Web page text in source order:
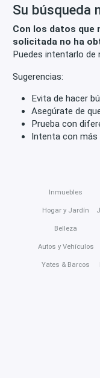
Su búsqueda
Con los datos que
solicitada no ha
Puedes intentarlo
Sugerencias:
Evita de hacer
Asegúrate de
Prueba con
Intenta con más
Inmuebles
Hogar y Jardín
Belleza
Autos y Vehículos
Yates & Barcos